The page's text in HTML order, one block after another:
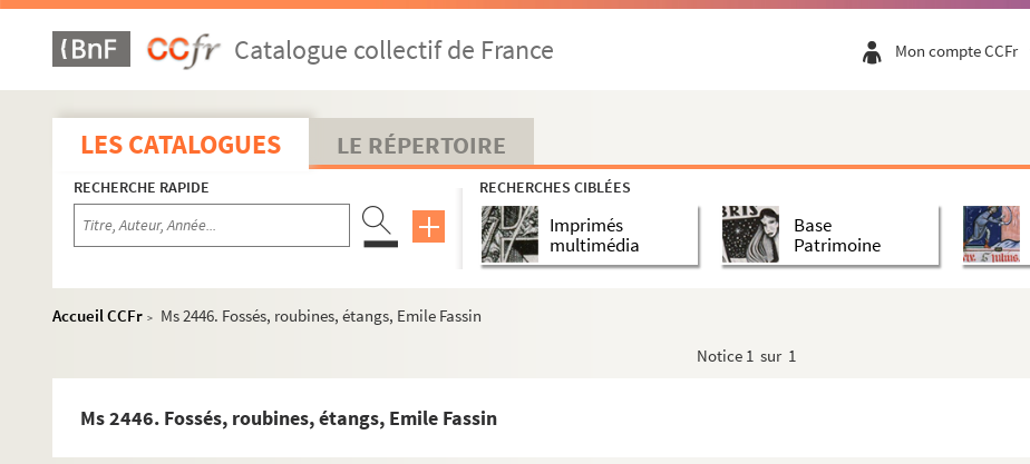
Catalogue collectif de France Mon compte CCFr
LES CATALOGUES LE RÉPERTOIRE
RECHERCHE RAPIDE RECHERCHES CIBLÉES
Imprimés
multimédia
Base
Patrimoine
Accueil CCFr >
Ms 2446. Fossés, roubines, étangs, Emile Fassin
Notice 1 sur 1
Ms 2446. Fossés, roubines, étangs, Emile Fassin